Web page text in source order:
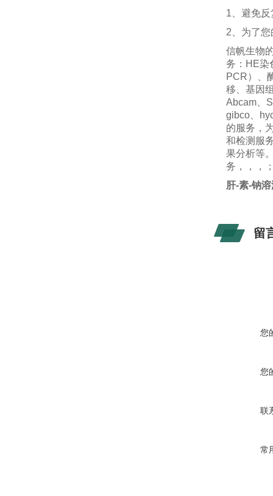
1、避免
2、为了
信帆生物
务：HE染
PCR）、
移、基因
Abcam、
gibco、
的服务，
和检测服
果分析等
务，，，
肝-素-钠
留
您
您
联
常